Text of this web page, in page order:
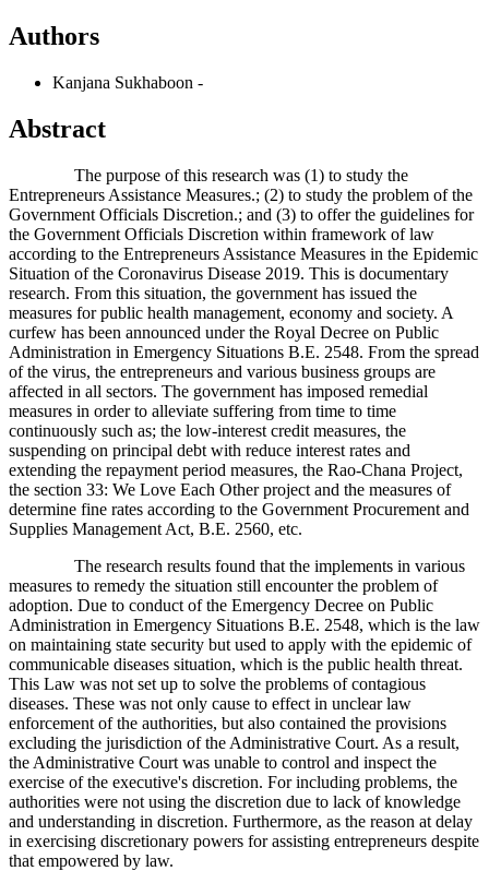
Authors
Kanjana Sukhaboon -
Abstract
The purpose of this research was (1) to study the
Entrepreneurs Assistance Measures.; (2) to study the problem of the
Government Officials Discretion.; and (3) to offer the guidelines for
the Government Officials Discretion within framework of law
according to the Entrepreneurs Assistance Measures in the Epidemic
Situation of the Coronavirus Disease 2019. This is documentary
research. From this situation, the government has issued the
measures for public health management, economy and society. A
curfew has been announced under the Royal Decree on Public
Administration in Emergency Situations B.E. 2548. From the spread
of the virus, the entrepreneurs and various business groups are
affected in all sectors. The government has imposed remedial
measures in order to alleviate suffering from time to time
continuously such as; the low-interest credit measures, the
suspending on principal debt with reduce interest rates and
extending the repayment period measures, the Rao-Chana Project,
the section 33: We Love Each Other project and the measures of
determine fine rates according to the Government Procurement and
Supplies Management Act, B.E. 2560, etc.
The research results found that the implements in various
measures to remedy the situation still encounter the problem of
adoption. Due to conduct of the Emergency Decree on Public
Administration in Emergency Situations B.E. 2548, which is the law
on maintaining state security but used to apply with the epidemic of
communicable diseases situation, which is the public health threat.
This Law was not set up to solve the problems of contagious
diseases. These was not only cause to effect in unclear law
enforcement of the authorities, but also contained the provisions
excluding the jurisdiction of the Administrative Court. As a result,
the Administrative Court was unable to control and inspect the
exercise of the executive's discretion. For including problems, the
authorities were not using the discretion due to lack of knowledge
and understanding in discretion. Furthermore, as the reason at delay
in exercising discretionary powers for assisting entrepreneurs despite
that empowered by law.